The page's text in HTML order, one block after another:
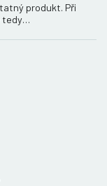
produkt. Při
tedy…